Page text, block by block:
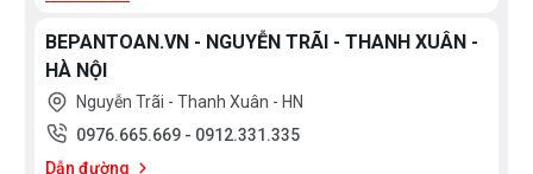
Nhấc máy lên và gọi ngay cho Bếp AN Toàn để có
những ưu đãi hấp dẫn nhé
Hotline : 0912 331 335 hoặc 0976 665 669
BEPANTOAN.VN - NGUYỄN TRÃI - THANH XUÂN -
HÀ NỘI
Nguyễn Trãi - Thanh Xuân - HN
0976.665.669 - 0912.331.335
Dẫn đường